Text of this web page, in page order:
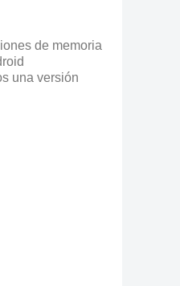
de memoria
una versión